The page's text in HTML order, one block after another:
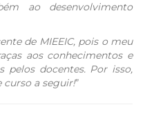
ao desenvolvimento
de MIEEIC, pois o meu
aos conhecimentos e
pelos docentes. Por isso,
curso a seguir!”